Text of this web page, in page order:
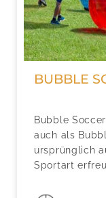
BUBBLE
Bubble
auch als
ursprünglich
Sportart